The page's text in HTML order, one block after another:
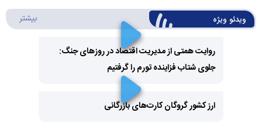
ویدئو ویژه بیشتر
Play
Video
روایت همتی از مدیریت اقتصاد در روزهای جنگ:
جلوی شتاب فزاینده تورم را گرفتیم
ارز کشور گروگان کارت‌های بازرگانی